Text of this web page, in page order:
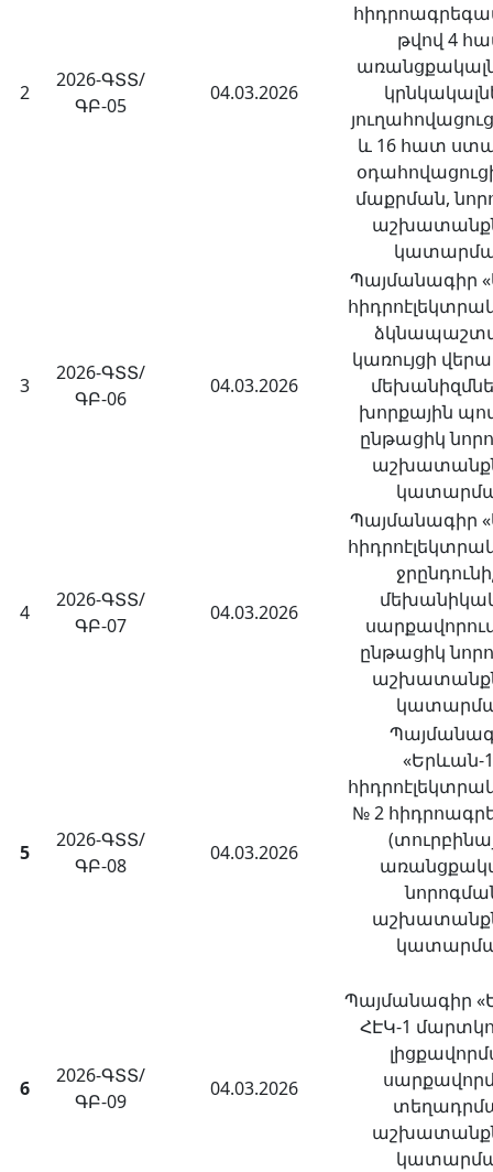
2
2026-ԳՏՏ/
ԳԲ-05
04.03.2026
թվով 4
և 16 հատ
մաքրման,
3
2026-ԳՏՏ/
ԳԲ-06
04.03.2026
Պայմանագիր
կառույցի
խորքային
ընթացիկ
4
2026-ԳՏՏ/
ԳԲ-07
04.03.2026
Պայմանագիր
ընթացիկ
5
2026-ԳՏՏ/
ԳԲ-08
04.03.2026
«Երևան-
№ 2
6
2026-ԳՏՏ/
ԳԲ-09
04.03.2026
Պայմանագիր
ՀԷԿ-1